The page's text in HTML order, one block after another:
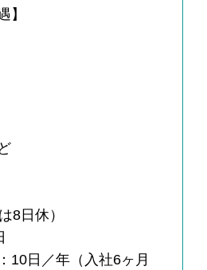
】
8日休）
10日／年（入社6ヶ月